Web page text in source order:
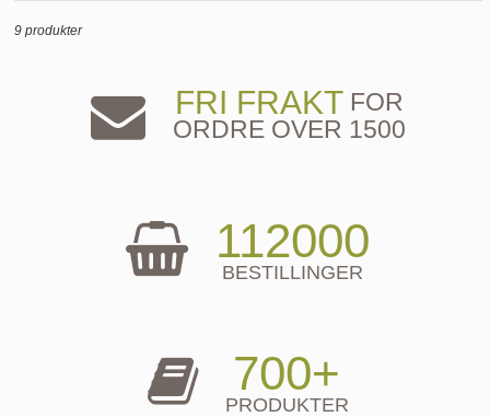
9 produkter
FRI FRAKTFOR
ORDRE OVER 1500
112000
BESTILLINGER
700+
PRODUKTER